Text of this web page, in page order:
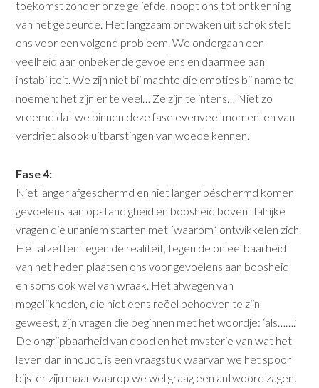
toekomst zonder onze geliefde, noopt ons tot ontkenning
van het gebeurde. Het langzaam ontwaken uit schok stelt
ons voor een volgend probleem. We ondergaan een
veelheid aan onbekende gevoelens en daarmee aan
instabiliteit. We zijn niet bij machte die emoties bij name te
noemen: het zijn er te veel… Ze zijn te intens… Niet zo
vreemd dat we binnen deze fase evenveel momenten van
verdriet alsook uitbarstingen van woede kennen.
Fase 4:
Niet langer afgeschermd en niet langer béschermd komen
gevoelens aan opstandigheid en boosheid boven. Talrijke
vragen die unaniem starten met ´waarom´ ontwikkelen zich.
Het afzetten tegen de realiteit, tegen de onleefbaarheid
van het heden plaatsen ons voor gevoelens aan boosheid
en soms ook wel van wraak. Het afwegen van
mogelijkheden, die niet eens reëel behoeven te zijn
geweest, zijn vragen die beginnen met het woordje: ‘als…….’
De ongrijpbaarheid van dood en het mysterie van wat het
leven dan inhoudt, is een vraagstuk waarvan we het spoor
bijster zijn maar waarop we wel graag een antwoord zagen.